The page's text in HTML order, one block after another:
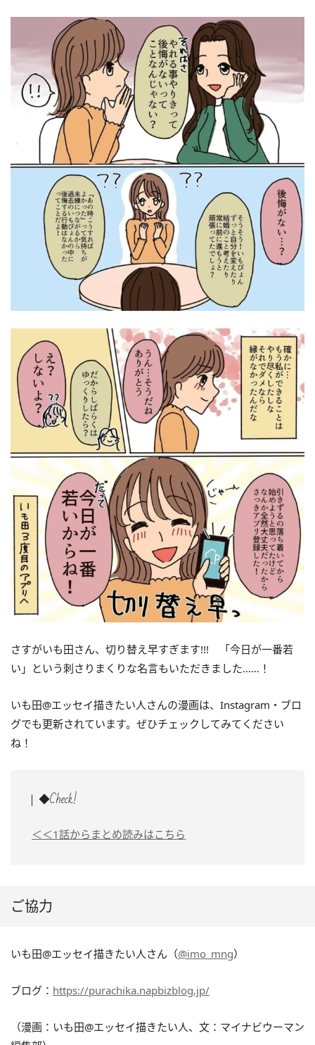
さすがいも田さん、切り替え早すぎます!!! 「今日が一番若
い」という刺さりまくりな名言もいただきました……！
いも田@エッセイ描きたい人さんの漫画は、Instagram・ブロ
グでも更新されています。ぜひチェックしてみてください
ね！
◆Check!
＜＜1話からまとめ読みはこちら
ご協力
いも田@エッセイ描きたい人さん（@imo_mng）
ブログ： https://purachika.napbizblog.jp/
（漫画：いも田@エッセイ描きたい人、文：マイナビウーマン